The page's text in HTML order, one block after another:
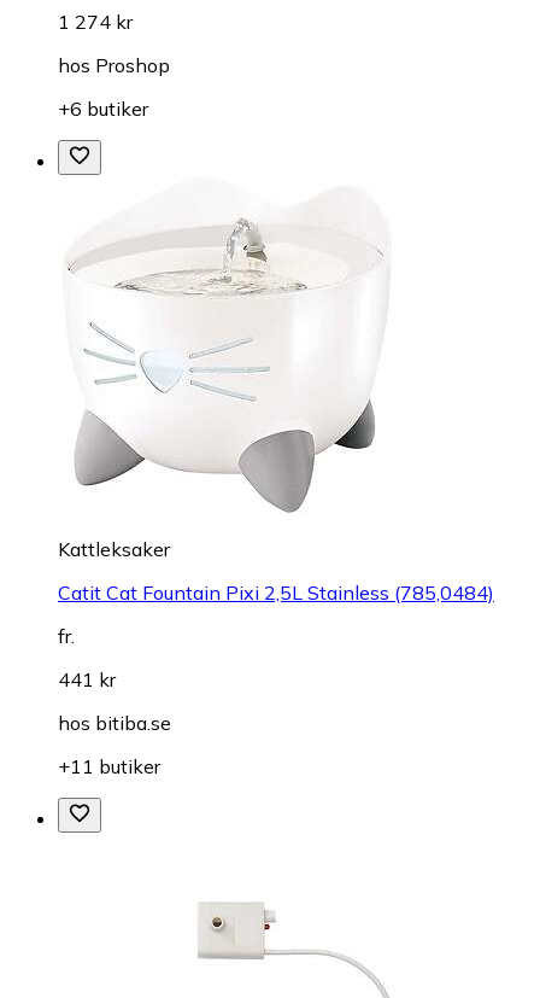
1 274 kr
hos Proshop
+6 butiker
Kattleksaker
Catit Cat Fountain Pixi 2,5L Stainless (785,0484)
fr.
441 kr
hos bitiba.se
+11 butiker